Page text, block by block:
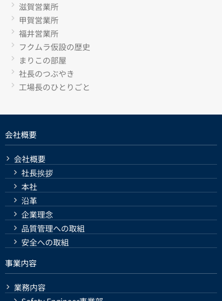
滋賀営業所
甲賀営業所
福井営業所
フクムラ仮設の歴史
まりこの部屋
社長のつぶやき
工場長のひとりごと
会社概要
会社概要
社長挨拶
本社
沿革
企業理念
品質管理への取組
安全への取組
事業内容
業務内容